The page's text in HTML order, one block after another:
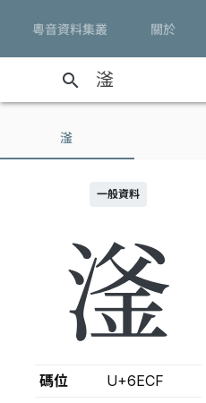
粵音資料集叢 關於
search
滏
一般資料
滏
碼位
U+6ECF